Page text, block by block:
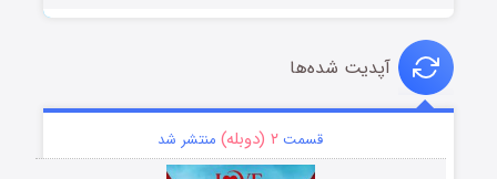
آپدیت شده‌ها
قسمت ۲ (دوبله) منتشر شد